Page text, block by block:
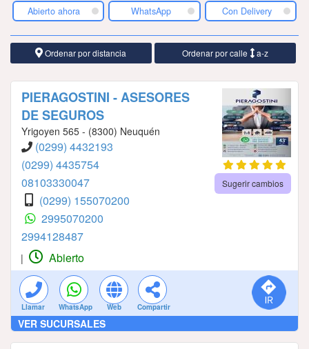
Contactenos
Abierto ahora WhatsApp Con Delivery
Ordenar por distancia Ordenar por calle a-z
PIERAGOSTINI - ASESORES
DE SEGUROS
Yrigoyen 565 - (8300) Neuquén
(0299) 4432193
(0299) 4435754
08103330047
(0299) 155070200
2995070200
2994128487
Sugerir cambios
| Abierto
Llamar WhatsApp Web Compartir
VER SUCURSALES